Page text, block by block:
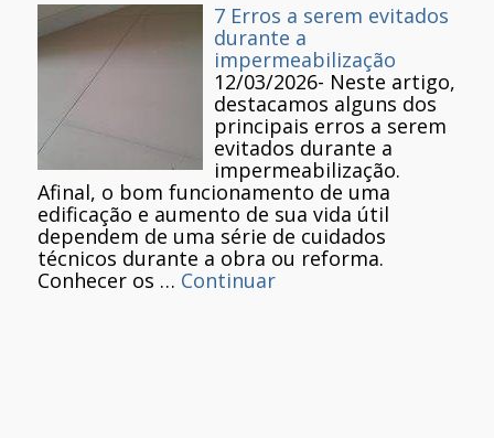
7 Erros a serem evitados
durante a
impermeabilização
12/03/2026- Neste artigo,
destacamos alguns dos
principais erros a serem
evitados durante a
impermeabilização.
Afinal, o bom funcionamento de uma
edificação e aumento de sua vida útil
dependem de uma série de cuidados
técnicos durante a obra ou reforma.
Conhecer os … Continuar